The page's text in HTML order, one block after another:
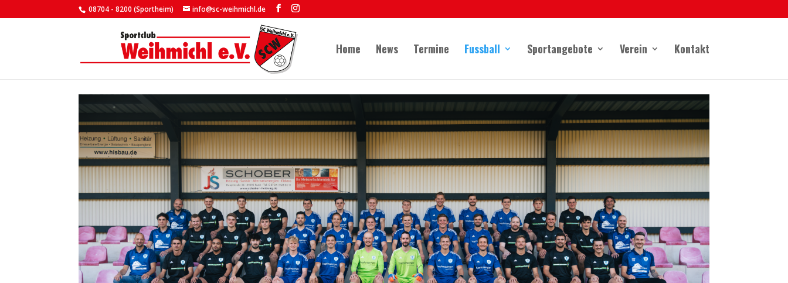
08704 - 8200 (Sportheim) info@sc-weihmichl.de
Home News Termine Fussball Sportangebote Verein Kontakt